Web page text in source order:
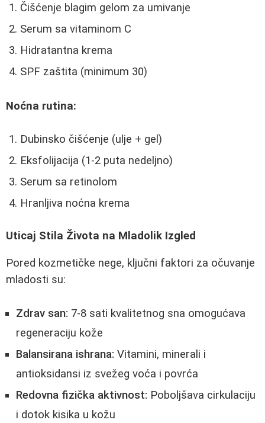
Čišćenje blagim gelom za umivanje
Serum sa vitaminom C
Hidratantna krema
SPF zaštita (minimum 30)
Noćna rutina:
Dubinsko čišćenje (ulje + gel)
Eksfolijacija (1-2 puta nedeljno)
Serum sa retinolom
Hranljiva noćna krema
Uticaj Stila Života na Mladolik Izgled
Pored kozmetičke nege, ključni faktori za očuvanje
mladosti su:
Zdrav san: 7-8 sati kvalitetnog sna omogućava
regeneraciju kože
Balansirana ishrana: Vitamini, minerali i
antioksidansi iz svežeg voća i povrća
Redovna fizička aktivnost: Poboljšava cirkulaciju
i dotok kisika u kožu